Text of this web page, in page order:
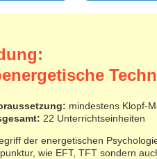
mindestens Klopf-
22 Unterrichtseinheiten
der energetischen
wie EFT, TFT sondern